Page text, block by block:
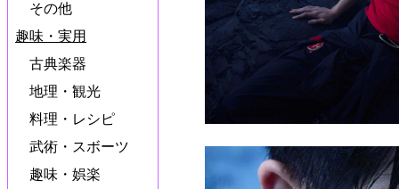
その他
趣味・実用
古典楽器
地理・観光
料理・レシピ
武術・スボーツ
趣味・娯楽